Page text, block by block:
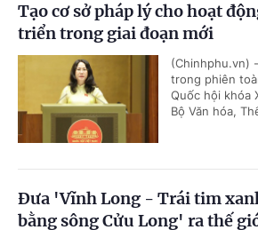
Tạo cơ sở pháp lý cho hoạt
triển trong giai đoạn mới
(Chinhphu.vn)
trong phiên
Quốc hội khóa
Bộ Văn hóa,
Đưa 'Vĩnh Long - Trái tim
bằng sông Cửu Long' ra thế